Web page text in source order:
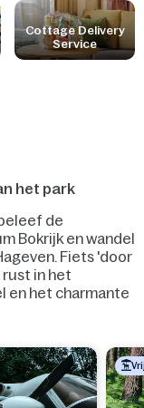
koning dankzij
plezier onder de
rekening te houden
Cottage Delivery
Service
het park
de
Bokrijk en wandel
Fiets 'door
rust in het
en het charmante